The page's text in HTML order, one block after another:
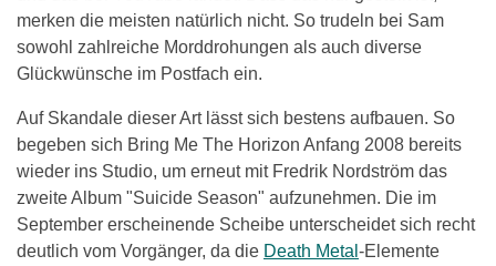
merken die meisten natürlich nicht. So trudeln bei Sam
sowohl zahlreiche Morddrohungen als auch diverse
Glückwünsche im Postfach ein.
Auf Skandale dieser Art lässt sich bestens aufbauen. So
begeben sich Bring Me The Horizon Anfang 2008 bereits
wieder ins Studio, um erneut mit Fredrik Nordström das
zweite Album "Suicide Season" aufzunehmen. Die im
September erscheinende Scheibe unterscheidet sich recht
deutlich vom Vorgänger, da die Death Metal -Elemente